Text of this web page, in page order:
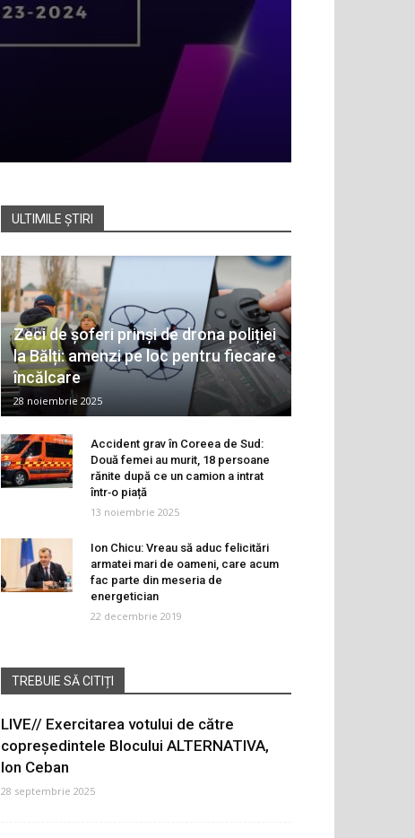
ULTIMILE ȘTIRI
Zeci de șoferi prinși de drona poliției
la Bălți: amenzi pe loc pentru fiecare
încălcare
28 noiembrie 2025
Accident grav în Coreea de Sud:
Două femei au murit, 18 persoane
rănite după ce un camion a intrat
într‑o piață
13 noiembrie 2025
Ion Chicu: Vreau să aduc felicitări
armatei mari de oameni, care acum
fac parte din meseria de
energetician
22 decembrie 2019
TREBUIE SĂ CITIȚI
LIVE// Exercitarea votului de către
copreședintele Blocului ALTERNATIVA,
Ion Ceban
28 septembrie 2025